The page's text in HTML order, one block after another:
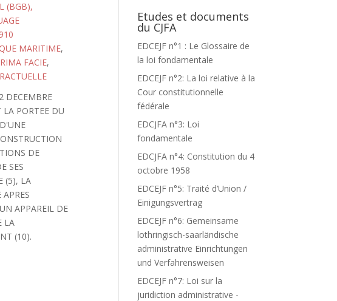
(BGB),
MARITIME,
FACIE,
DECEMBRE
PORTEE DU
DE
SES
(5), LA
APPAREIL DE
LA
(10).
Etudes et documents
du CJFA
EDCEJF n°1 : Le Glossaire de
la loi fondamentale
EDCEJF n°2: La loi relative à la
Cour constitutionnelle
fédérale
EDCJFA n°3: Loi
fondamentale
EDCJFA n°4: Constitution du 4
octobre 1958
EDCEJF n°5: Traité d’Union /
Einigungsvertrag
EDCEJF n°6: Gemeinsame
lothringisch-saarländische
administrative Einrichtungen
und Verfahrensweisen
EDCEJF n°7: Loi sur la
juridiction administrative -